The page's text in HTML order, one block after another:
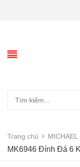
Trang chủ MICHAEL
MK6946 Đính Đá 6